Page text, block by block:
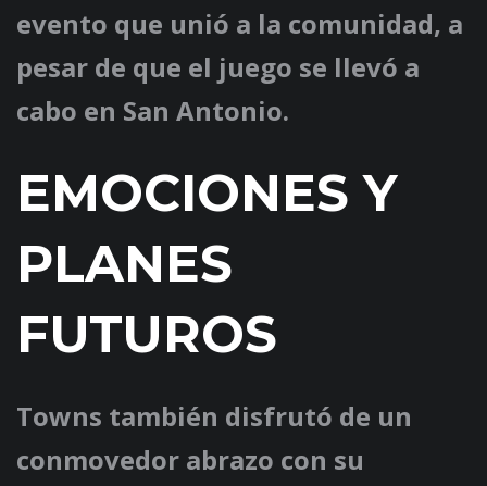
evento que unió a la comunidad, a
pesar de que el juego se llevó a
cabo en San Antonio.
EMOCIONES Y
PLANES
FUTUROS
Towns también disfrutó de un
conmovedor abrazo con su